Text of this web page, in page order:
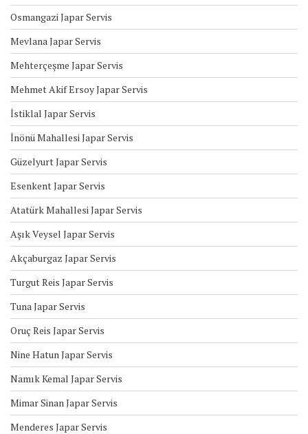
Osmangazi Japar Servis
Mevlana Japar Servis
Mehterçeşme Japar Servis
Mehmet Akif Ersoy Japar Servis
İstiklal Japar Servis
İnönü Mahallesi Japar Servis
Güzelyurt Japar Servis
Esenkent Japar Servis
Atatürk Mahallesi Japar Servis
Aşık Veysel Japar Servis
Akçaburgaz Japar Servis
Turgut Reis Japar Servis
Tuna Japar Servis
Oruç Reis Japar Servis
Nine Hatun Japar Servis
Namık Kemal Japar Servis
Mimar Sinan Japar Servis
Menderes Japar Servis